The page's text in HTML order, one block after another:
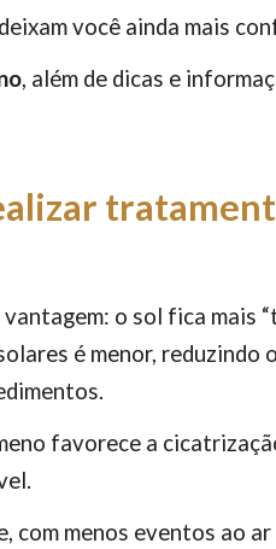
você ainda mais
, além de dicas e
o sol fica mais
é menor, reduzindo
favorece a
com menos eventos ao